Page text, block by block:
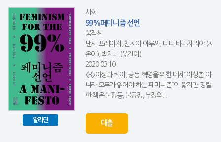
알라딘
사회
99%페미니즘 선언
움직씨
낸시 프레이저, 친지아 아루짜, 티티 바타차리야 (지
은이), 박지니 (옮긴이)
2020-03-10
<B>여성과 퀴어, 공동 혁명을 위한 테제“여성뿐 아
니라 모두가 읽어야 하는 페미니즘”이 짧지만 강렬
한 책은 불평등, 불공정, 부정의...
대출